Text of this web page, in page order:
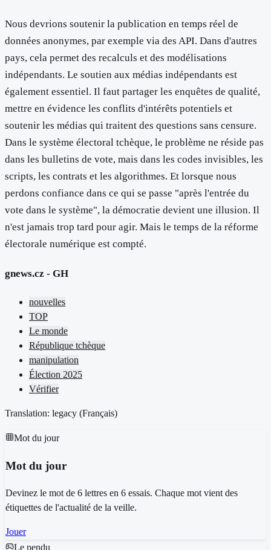
Nous devrions soutenir la publication en temps réel de
données anonymes, par exemple via des API. Dans d'autres
pays, cela permet des recalculs et des modélisations
indépendants. Le soutien aux médias indépendants est
également essentiel. Il faut partager les enquêtes de qualité,
mettre en évidence les conflits d'intérêts potentiels et
soutenir les médias qui traitent des questions sans censure.
Dans le système électoral tchèque, le problème ne réside pas
dans les bulletins de vote, mais dans les codes invisibles, les
scripts, les contrats et les algorithmes. Et lorsque nous
perdons confiance dans ce qui se passe "après l'entrée du
vote dans le système", la démocratie devient une illusion. Il
n'est jamais trop tard pour agir. Mais le temps de la réforme
électorale numérique est compté.
gnews.cz - GH
nouvelles
TOP
Le monde
République tchèque
manipulation
Élection 2025
Vérifier
Translation: legacy (Français)
Mot du jour
Mot du jour
Devinez le mot de 6 lettres en 6 essais. Chaque mot vient des
étiquettes de l'actualité de la veille.
Jouer
Le pendu